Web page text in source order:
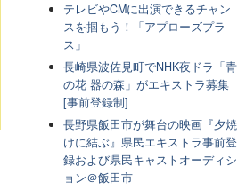
テレビやCMに出演できるチャン
スを掴もう！「アプローズプラ
ス」
長崎県波佐見町でNHK夜ドラ「青
の花 器の森」がエキストラ募集
[事前登録制]
長野県飯田市が舞台の映画『夕焼
けに結ぶ』県民エキストラ事前登
録および県民キャストオーディシ
ョン＠飯田市